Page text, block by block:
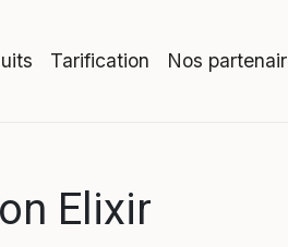
Tarification Nos
Elixir